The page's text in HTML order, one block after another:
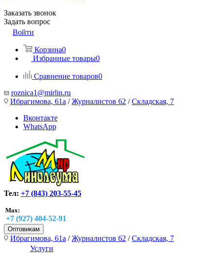
Заказать звонок
Задать вопрос
Войти
Корзина0
Избранные товары0
Сравнение товаров0
roznica1@mirlin.ru
Ибрагимова, 61а /Журналистов 62 /Складская, 7
Вконтакте
WhatsApp
Тел: +7 (843) 203-55-45
Max:
+7 (927) 404-52-91
Оптовикам
Ибрагимова, 61а /Журналистов 62 /Складская, 7
Услуги